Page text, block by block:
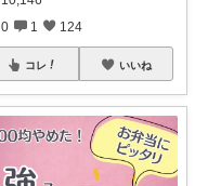
0 1 124
コレ いいね